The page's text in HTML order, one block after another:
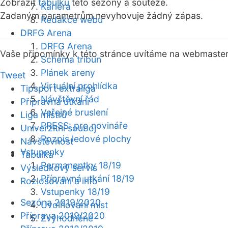
Kariéra
Redakce webu
DRFG Arena
DRFG Arena
Schéma tribun
Plánek areny
Virtuální prohlídka
Návštěvní řád
Veřejné bruslení
PRESS: pro novináře
Rozpis ledové plochy
Vstupenky
Permanentky 18/19
Přípravná utkání 18/19
Vstupenky 18/19
Uvolňování míst
Zvýhodněné
Zobrazit tabulku této sezóny a soutěže.
Zadaným parametrům nevyhovuje žádný zápas.
Vaše připomínky k této stránce uvítáme na webmaster
Tweet
Tipsport extraliga
Přípravná utkání
Liga mistrů
Univerzitní souboj
Návštěvnost
Tabulka
Výsledkový servis
Rozlosování a info
Sezóna 2019/2020
Příprava 2019/2020